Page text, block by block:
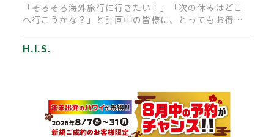
「そろそろ海外旅行に行きたい！」「次の休みはどこ
へ行こうかな？」と計画中の皆様に、とってもお得な
H.I.S.